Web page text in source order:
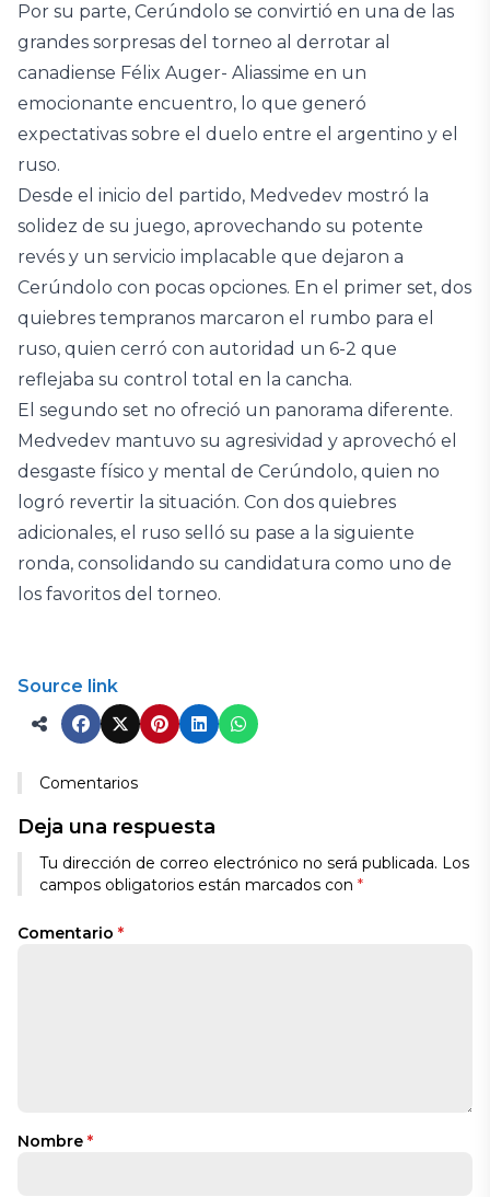
Por su parte, Cerúndolo se convirtió en una de las
grandes sorpresas del torneo al derrotar al
canadiense Félix Auger- Aliassime en un
emocionante encuentro, lo que generó
expectativas sobre el duelo entre el argentino y el
ruso.
Desde el inicio del partido, Medvedev mostró la
solidez de su juego, aprovechando su potente
revés y un servicio implacable que dejaron a
Cerúndolo con pocas opciones. En el primer set, dos
quiebres tempranos marcaron el rumbo para el
ruso, quien cerró con autoridad un 6-2 que
reflejaba su control total en la cancha.
El segundo set no ofreció un panorama diferente.
Medvedev mantuvo su agresividad y aprovechó el
desgaste físico y mental de Cerúndolo, quien no
logró revertir la situación. Con dos quiebres
adicionales, el ruso selló su pase a la siguiente
ronda, consolidando su candidatura como uno de
los favoritos del torneo.
Source link
Comentarios
Deja una respuesta
Tu dirección de correo electrónico no será publicada. Los
campos obligatorios están marcados con *
Comentario *
Nombre *